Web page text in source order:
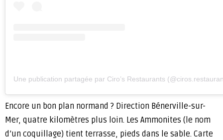
Une publication partagée par Ciro’s Restaurants
Encore un bon plan normand ? Direction Bénerville-sur-
Mer, quatre kilomètres plus loin. Les Ammonites (le nom
d’un coquillage) tient terrasse, pieds dans le sable. Carte